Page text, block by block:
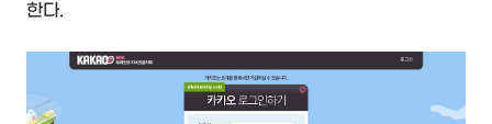
한다.